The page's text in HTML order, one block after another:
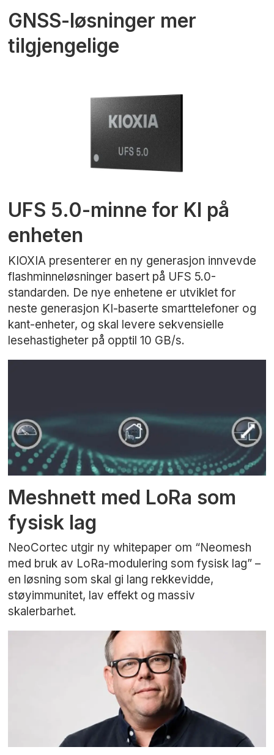
GNSS-løsninger mer
tilgjengelige
UFS 5.0-minne for KI på
enheten
KIOXIA presenterer en ny generasjon innvevde
flashminneløsninger basert på UFS 5.0-
standarden. De nye enhetene er utviklet for
neste generasjon KI-baserte smarttelefoner og
kant-enheter, og skal levere sekvensielle
lesehastigheter på opptil 10 GB/s.
Meshnett med LoRa som
fysisk lag
NeoCortec utgir ny whitepaper om “Neomesh
med bruk av LoRa-modulering som fysisk lag” –
en løsning som skal gi lang rekkevidde,
støyimmunitet, lav effekt og massiv
skalerbarhet.